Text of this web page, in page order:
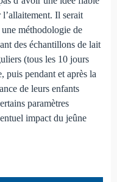
Il serait
une méthodologie de
des échantillons de lait
(tous les 10 jours
puis pendant et après la
de leurs enfants
paramètres
impact du jeûne